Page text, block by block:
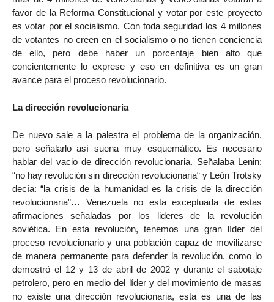
favor de la Reforma Constitucional y votar por este proyecto
es votar por el socialismo. Con toda seguridad los 4 millones
de votantes no creen en el socialismo o no tienen conciencia
de ello, pero debe haber un porcentaje bien alto que
concientemente lo exprese y eso en definitiva es un gran
avance para el proceso revolucionario.
La dirección revolucionaria
De nuevo sale a la palestra el problema de la organización,
pero señalarlo así suena muy esquemático. Es necesario
hablar del vacio de dirección revolucionaria. Señalaba Lenin:
“no hay revolución sin dirección revolucionaria“ y León Trotsky
decía: “la crisis de la humanidad es la crisis de la dirección
revolucionaria”… Venezuela no esta exceptuada de estas
afirmaciones señaladas por los lideres de la revolución
soviética. En esta revolución, tenemos una gran líder del
proceso revolucionario y una población capaz de movilizarse
de manera permanente para defender la revolución, como lo
demostró el 12 y 13 de abril de 2002 y durante el sabotaje
petrolero, pero en medio del líder y del movimiento de masas
no existe una dirección revolucionaria, esta es una de las